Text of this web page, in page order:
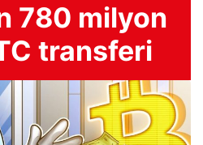
780 milyon
transferi